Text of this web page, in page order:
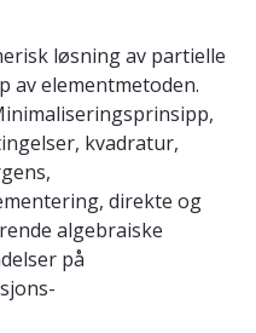
løsning av partielle
av elementmetoden.
kvadratur,
direkte og
algebraiske
på